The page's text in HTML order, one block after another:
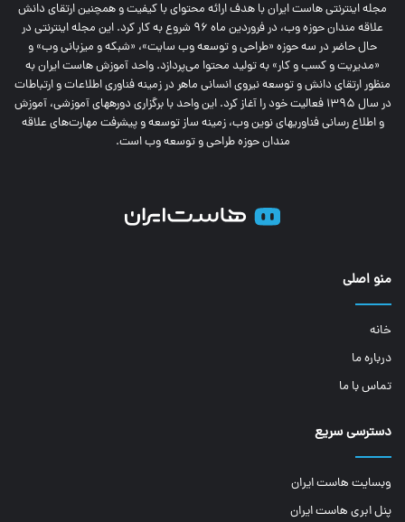
مجله اینترنتی‌ هاست ایران با هدف ارائه محتوای با کیفیت و همچنین ارتقای دانش
علاقه مندان حوزه وب، در فروردین ماه 96 شروع به کار کرد. این مجله اینترنتی در
حال حاضر در سه حوزه «طراحی و توسعه وب سایت»، «شبکه و میزبانی وب» و
«مدیریت و کسب و کار» به تولید محتوا می‌پردازد. واحد آموزش هاست ایران به
منظور ارتقای دانش و توسعه نیروی انسانی ماهر در زمینه فناوری اطلاعات و ارتباطات
در سال 1395 فعالیت خود را آغاز کرد. این واحد با برگزاری دوره‎های آموزشی، آموزش
و اطلاع رسانی فناوری‎های نوین وب، زمینه ساز توسعه و پیشرفت مهارت‌های علاقه
مندان حوزه طراحی و توسعه وب است.
منو اصلی
خانه
درباره ما
تماس با ما
دسترسی سریع
وبسایت هاست ایران
پنل ابری هاست ایران